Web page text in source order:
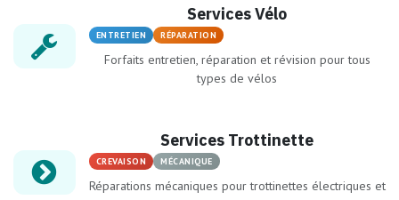
Services Vélo
ENTRETIEN RÉPARATION
Forfaits entretien, réparation et révision pour tous
types de vélos
Services Trottinette
CREVAISON MÉCANIQUE
Réparations mécaniques pour trottinettes électriques et